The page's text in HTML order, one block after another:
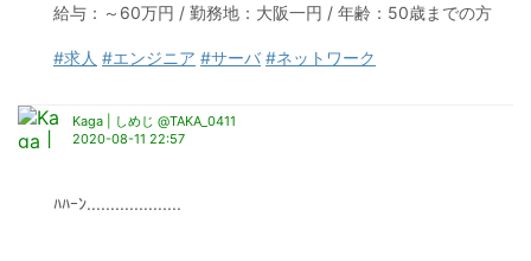
給与：～60万円 / 勤務地：大阪一円 / 年齢：50歳までの方
#求人 #エンジニア #サーバ #ネットワーク
Kaga | しめじ @TAKA_0411
2020-08-11 22:57
ﾊﾊｰﾝ....................